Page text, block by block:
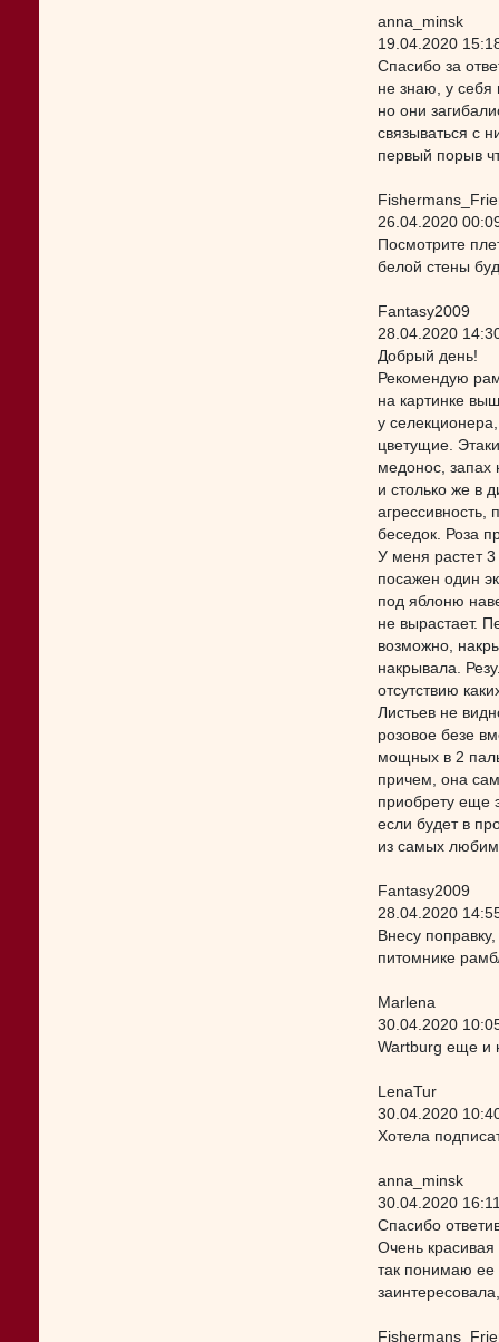
anna_minsk
19.04.2020
Спасибо за
не знаю, у себя
но они
связываться с
первый порыв
26.04.2020
Посмотрите
белой стены
Fantasy2009
28.04.2020
Добрый день!
Рекомендую
на картинке
у
цветущие.
медонос, запах
и столько же в
агрессивность,
беседок. Роза
У меня растет 3
посажен один
под яблоню
не вырастает.
возможно,
накрывала.
отсутствию
Листьев не
розовое безе
мощных в 2
причем, она
приобрету еще
если будет в
из самых
Fantasy2009
28.04.2020
Внесу
питомнике
Marlena
30.04.2020
Wartburg еще и
LenaTur
30.04.2020
Хотела
anna_minsk
30.04.2020
Спасибо
Очень
так понимаю ее